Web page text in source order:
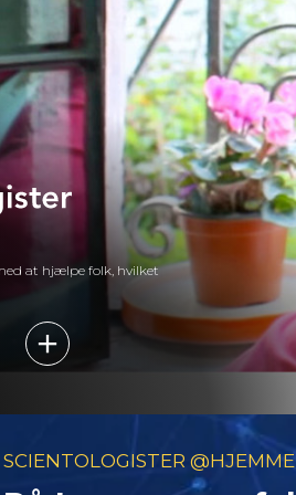
at hjælpe folk, hvilket
SCIENTOLOGISTER @HJEMME